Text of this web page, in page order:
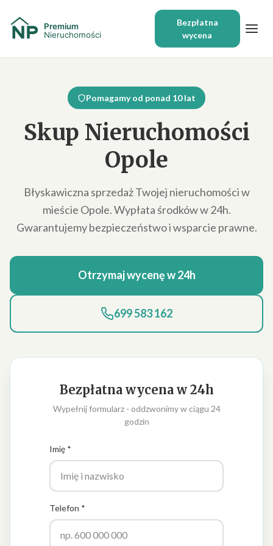
Bezpłatna
wycena
Pomagamy od ponad 10 lat
Skup Nieruchomości
Opole
Błyskawiczna sprzedaż Twojej nieruchomości w
mieście Opole. Wypłata środków w 24h.
Gwarantujemy bezpieczeństwo i wsparcie prawne.
Otrzymaj wycenę w 24h
699 583 162
Bezpłatna wycena w 24h
Wypełnij formularz - oddzwonimy w ciągu 24
godzin
Imię *
Telefon *